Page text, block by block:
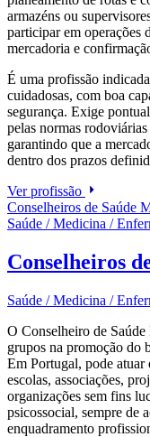
armazéns ou
participar em operações
mercadoria e
É uma profissão
cuidadosas, com boa
segurança. Exige
pelas normas
garantindo que a
dentro dos prazos
Ver profissão
Conselheiros de Saúde
Saúde / Medicina /
Conselheiros
Saúde / Medicina /
O Conselheiro de
grupos na promoção do
Em Portugal, pode atuar
escolas, associações,
organizações sem fins
psicossocial, sempre de
enquadramento